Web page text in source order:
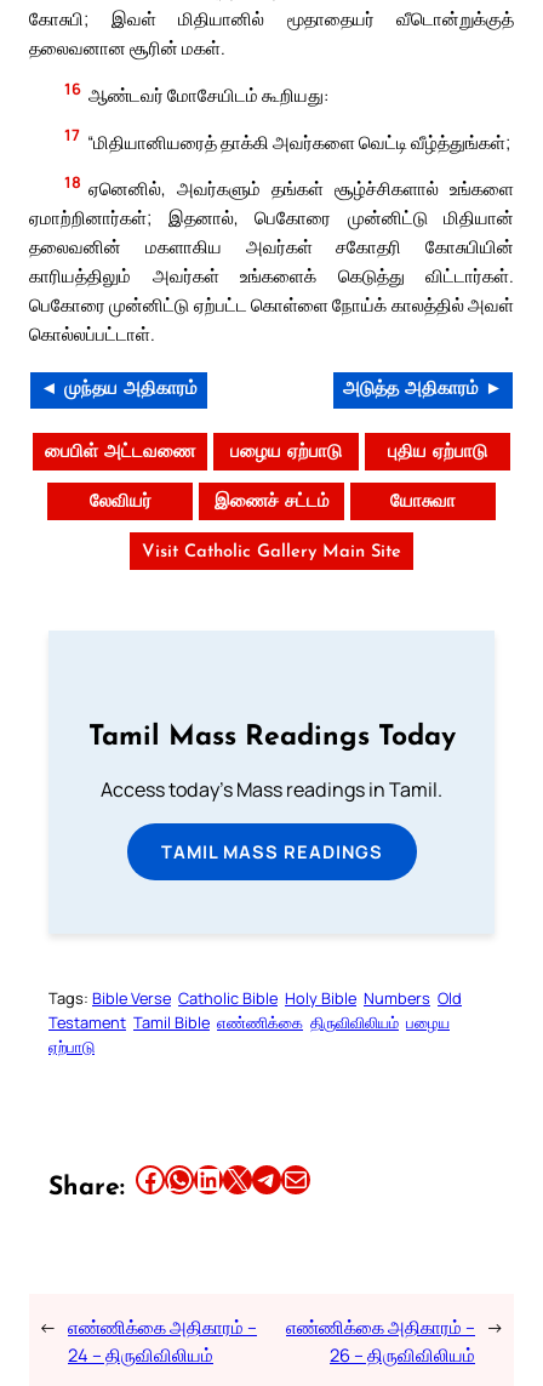
கோசுபி; இவள் மிதியானில் மூதாதையர் வீடொன்றுக்குத்
தலைவனான சூரின் மகள்.
16 ஆண்டவர் மோசேயிடம் கூறியது:
17 “மிதியானியரைத் தாக்கி அவர்களை வெட்டி வீழ்த்துங்கள்;
18 ஏனெனில், அவர்களும் தங்கள் சூழ்ச்சிகளால் உங்களை
ஏமாற்றினார்கள்; இதனால், பெகோரை முன்னிட்டு மிதியான்
தலைவனின் மகளாகிய அவர்கள் சகோதரி கோசுபியின்
காரியத்திலும் அவர்கள் உங்களைக் கெடுத்து விட்டார்கள்.
பெகோரை முன்னிட்டு ஏற்பட்ட கொள்ளை நோய்க் காலத்தில் அவள்
கொல்லப்பட்டாள்.
◄ முந்தய அதிகாரம் அடுத்த அதிகாரம் ►
பைபிள் அட்டவணை பழைய ஏற்பாடு புதிய ஏற்பாடு
லேவியர் இணைச் சட்டம் யோசுவா
Visit Catholic Gallery Main Site
Tamil Mass Readings Today
Access today's Mass readings in Tamil.
TAMIL MASS READINGS
Tags: Bible Verse Catholic Bible Holy Bible Numbers Old
Testament Tamil Bible எண்ணிக்கை திருவிவிலியம் பழைய
ஏற்பாடு
Share: Share this article on Facebook Share this article on WhatsApp Share this article on LinkedIn Share this article on X Share this article on TelegramEmail this Article
← எண்ணிக்கை அதிகாரம் –
24 – திருவிவிலியம்
எண்ணிக்கை அதிகாரம் –
26 – திருவிவிலியம்
→